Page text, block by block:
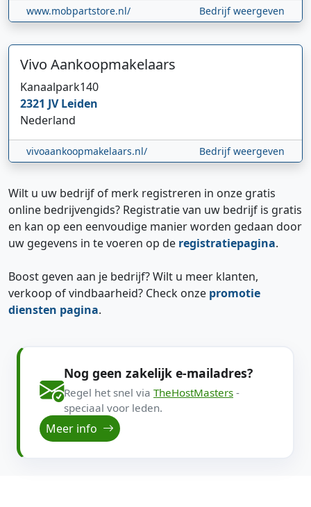
www.mobpartstore.nl/ Bedrijf weergeven
Vivo Aankoopmakelaars
Kanaalpark140
2321 JVLeiden
Nederland
vivoaankoopmakelaars.nl/ Bedrijf weergeven
Wilt u uw bedrijf of merk registreren in onze gratis
online bedrijvengids? Registratie van uw bedrijf is gratis
en kan op een eenvoudige manier worden gedaan door
uw gegevens in te voeren op de registratiepagina.
Boost geven aan je bedrijf? Wilt u meer klanten,
verkoop of vindbaarheid? Check onze promotie
diensten pagina.
Nog geen zakelijk e-mailadres?
Regel het snel via TheHostMasters -
speciaal voor leden.
Meer info